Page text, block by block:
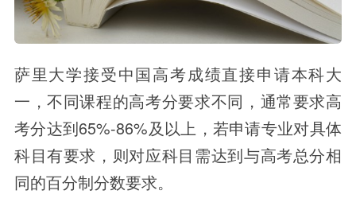
萨里大学接受中国高考成绩直接申请本科大
一，不同课程的高考分要求不同，通常要求高
考分达到65%-86%及以上，若申请专业对具体
科目有要求，则对应科目需达到与高考总分相
同的百分制分数要求。